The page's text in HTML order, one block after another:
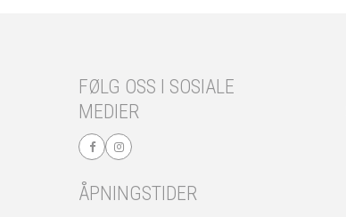
FØLG OSS I SOSIALE
MEDIER
ÅPNINGSTIDER